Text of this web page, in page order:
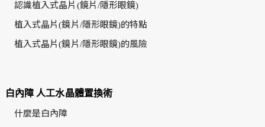
認識植入式晶片(鏡片/隱形眼鏡)
植入式晶片(鏡片/隱形眼鏡)的特點
植入式晶片(鏡片/隱形眼鏡)的風險
白內障 人工水晶體置換術
什麼是白內障